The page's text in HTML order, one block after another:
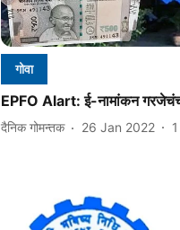
गोवा
EPFO Alart: ई-नामांकन
दैनिक गोमन्तक 26 Jan 2022 1